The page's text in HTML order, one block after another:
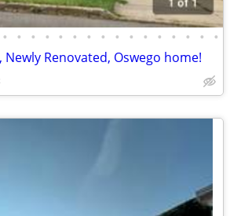
• • • • • • • • • • • • • • • •
Renovated, Oswego home!